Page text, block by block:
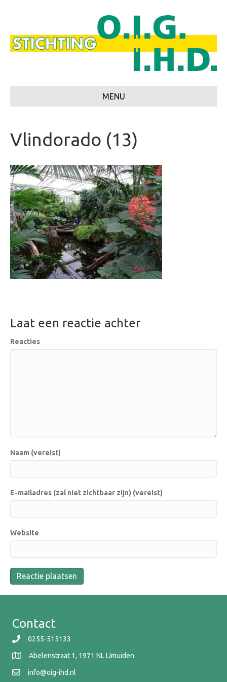
MENU
Vlindorado (13)
Laat een reactie achter
Reacties
Naam (vereist)
E-mailadres (zal niet zichtbaar zijn) (vereist)
Website
Contact
0255-515133
Abelenstraat 1, 1971 NL IJmuiden
info@oig-ihd.nl